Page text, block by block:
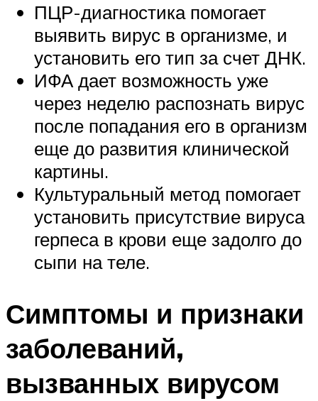
ПЦР-диагностика помогает
выявить вирус в организме, и
установить его тип за счет ДНК.
ИФА дает возможность уже
через неделю распознать вирус
после попадания его в организм
еще до развития клинической
картины.
Культуральный метод помогает
установить присутствие вируса
герпеса в крови еще задолго до
сыпи на теле.
Симптомы и признаки
заболеваний,
вызванных вирусом